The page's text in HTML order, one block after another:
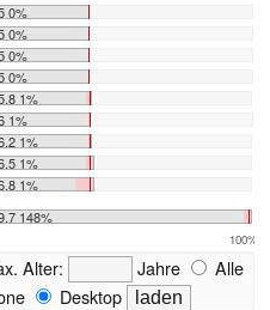
0%
0%
0%
0%
1%
1%
1%
1%
1%
148%
100%
Alter: Jahre
Alle
Desktop